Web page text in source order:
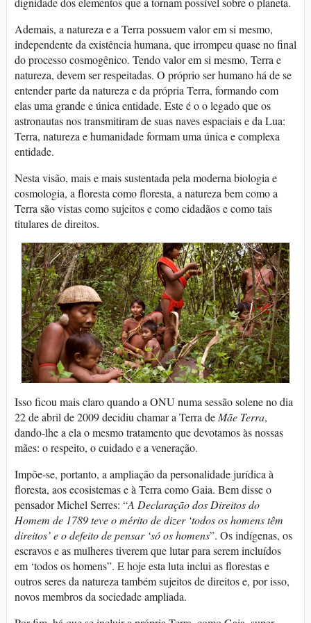
Ademais, a natureza e a Terra possuem valor em si mesmo,
independente da existência humana, que irrompeu quase no final
do processo cosmogênico. Tendo valor em si mesmo, Terra e
natureza, devem ser respeitadas. O próprio ser humano há de se
entender parte da natureza e da própria Terra, formando com
elas uma grande e única entidade. Este é o o legado que os
astronautas nos transmitiram de suas naves espaciais e da Lua:
Terra, natureza e humanidade formam uma única e complexa
entidade.
Nesta visão, mais e mais sustentada pela moderna biologia e
cosmologia, a floresta como floresta, a natureza bem como a
Terra são vistas como sujeitos e como cidadãos e como tais
titulares de direitos.
Isso ficou mais claro quando a ONU numa sessão solene no dia
22 de abril de 2009 decidiu chamar a Terra de Mãe Terra,
dando-lhe a ela o mesmo tratamento que devotamos às nossas
mães: o respeito, o cuidado e a veneração.
Impõe-se, portanto, a ampliação da personalidade jurídica à
floresta, aos ecosistemas e à Terra como Gaia. Bem disse o
pensador Michel Serres: “A Declaração dos Direitos do
Homem de 1789 teve o mérito de dizer ‘todos os homens têm
direitos’ e o defeito de pensar ‘só os homens”. Os indígenas, os
escravos e as mulheres tiverem que lutar para serem incluídos
em ‘todos os homens”. E hoje esta luta inclui as florestas e
outros seres da natureza também sujeitos de direitos e, por isso,
novos membros da sociedade ampliada.